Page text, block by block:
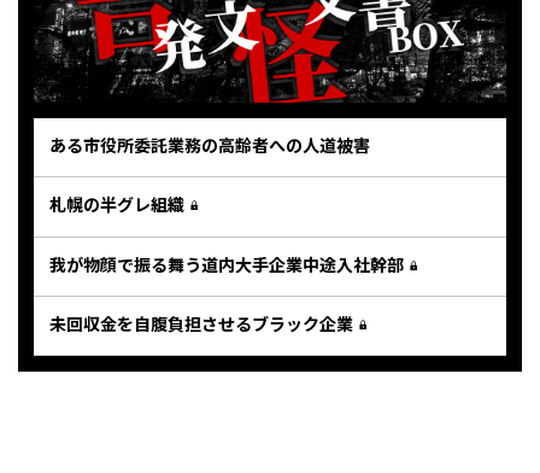
ある市役所委託業務の高齢者への人道被害
札幌の半グレ組織
我が物顔で振る舞う道内大手企業中途入社幹部
未回収金を自腹負担させるブラック企業